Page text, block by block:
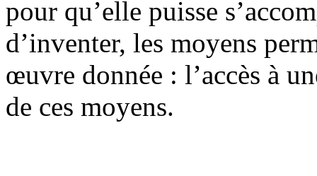
pour qu’elle puisse
d’inventer, les moyens
œuvre donnée : l’accès à
de ces moyens.